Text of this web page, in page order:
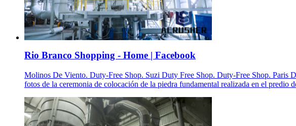
Rio Branco Shopping - Home | Facebook
Molinos De Viento. Duty-Free Shop. Suzi Duty Free Shop. Duty-Free Shop. Paris
fotos de la ceremonia de colocación de la piedra fundamental realizada en el